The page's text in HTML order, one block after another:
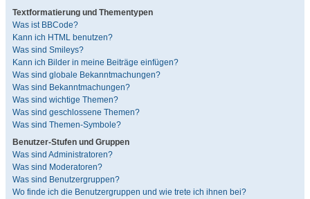
Textformatierung und Thementypen
Was ist BBCode?
Kann ich HTML benutzen?
Was sind Smileys?
Kann ich Bilder in meine Beiträge einfügen?
Was sind globale Bekanntmachungen?
Was sind Bekanntmachungen?
Was sind wichtige Themen?
Was sind geschlossene Themen?
Was sind Themen-Symbole?
Benutzer-Stufen und Gruppen
Was sind Administratoren?
Was sind Moderatoren?
Was sind Benutzergruppen?
Wo finde ich die Benutzergruppen und wie trete ich ihnen bei?